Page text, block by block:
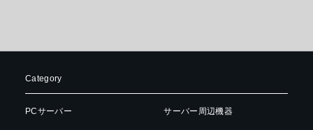
Category
PCサーバー サーバー周辺機器